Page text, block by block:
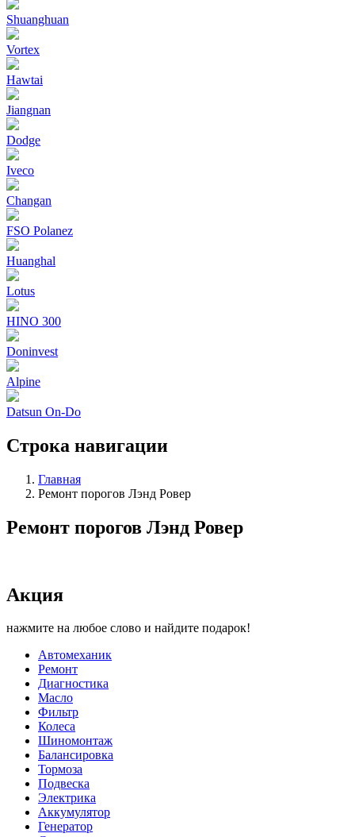
Shuanghuan
Vortex
Hawtai
Jiangnan
Dodge
Iveco
Changan
FSO Polanez
Huanghal
Lotus
HINO 300
Doninvest
Alpine
Datsun On-Do
Строка навигации
Главная
Ремонт порогов Лэнд Ровер
Ремонт порогов Лэнд Ровер
Акция
нажмите на любое слово и найдите подарок!
Автомеханик
Ремонт
Диагностика
Масло
Фильтр
Колеса
Шиномонтаж
Балансировка
Тормоза
Подвеска
Электрика
Аккумулятор
Генератор